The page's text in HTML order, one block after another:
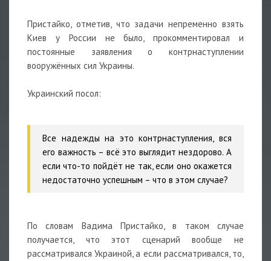
Пристайко, отметив, что задачи непременно взять
Киев у России не было, прокомментировал и
постоянные заявления о контрнаступлении
вооружённых сил Украины.
Украинский посол:
Все надежды на это контрнаступления, вся
его важность – всё это выглядит нездорово. А
если что-то пойдёт не так, если оно окажется
недостаточно успешным – что в этом случае?
По словам Вадима Пристайко, в таком случае
получается, что этот сценарий вообще не
рассматривался Украиной, а если рассматривался, то,